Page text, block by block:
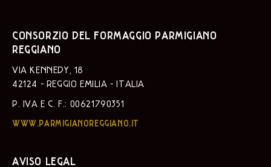
CONSORZIO DEL FORMAGGIO PARMIGIANO
REGGIANO
VIA KENNEDY, 18
42124 - REGGIO EMILIA - ITALIA
P. IVA E C. F.: 00621790351
WWW.PARMIGIANOREGGIANO.IT
AVISO LEGAL